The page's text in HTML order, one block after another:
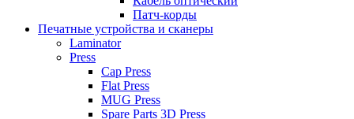
Патч-корды
Печатные устройства и сканеры
Laminator
Press
Cap Press
Flat Press
MUG Press
Spare Parts 3D Press